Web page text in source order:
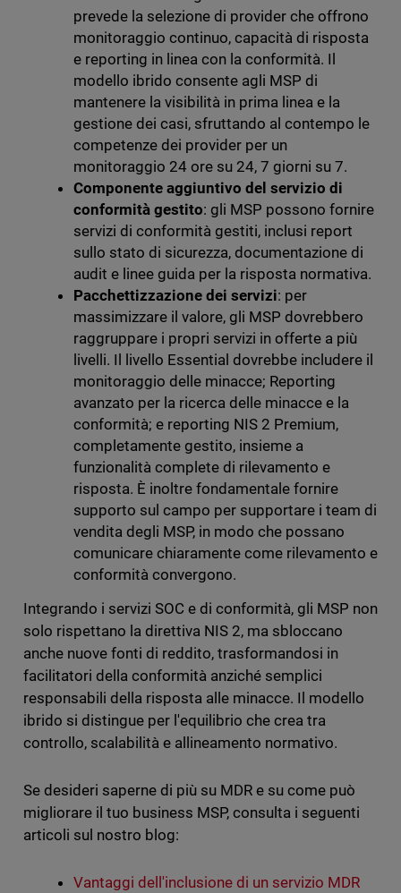
prevede la selezione di provider che offrono
monitoraggio continuo, capacità di risposta
e reporting in linea con la conformità. Il
modello ibrido consente agli MSP di
mantenere la visibilità in prima linea e la
gestione dei casi, sfruttando al contempo le
competenze dei provider per un
monitoraggio 24 ore su 24, 7 giorni su 7.
Componente aggiuntivo del servizio di
conformità gestito: gli MSP possono fornire
servizi di conformità gestiti, inclusi report
sullo stato di sicurezza, documentazione di
audit e linee guida per la risposta normativa.
Pacchettizzazione dei servizi: per
massimizzare il valore, gli MSP dovrebbero
raggruppare i propri servizi in offerte a più
livelli. Il livello Essential dovrebbe includere il
monitoraggio delle minacce; Reporting
avanzato per la ricerca delle minacce e la
conformità; e reporting NIS 2 Premium,
completamente gestito, insieme a
funzionalità complete di rilevamento e
risposta. È inoltre fondamentale fornire
supporto sul campo per supportare i team di
vendita degli MSP, in modo che possano
comunicare chiaramente come rilevamento e
conformità convergono.
Integrando i servizi SOC e di conformità, gli MSP non
solo rispettano la direttiva NIS 2, ma sbloccano
anche nuove fonti di reddito, trasformandosi in
facilitatori della conformità anziché semplici
responsabili della risposta alle minacce. Il modello
ibrido si distingue per l'equilibrio che crea tra
controllo, scalabilità e allineamento normativo.
Se desideri saperne di più su MDR e su come può
migliorare il tuo business MSP, consulta i seguenti
articoli sul nostro blog:
Vantaggi dell'inclusione di un servizio MDR